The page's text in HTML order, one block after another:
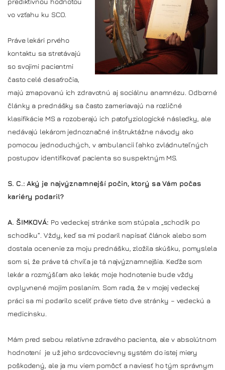
vo vzťahu ku SCO.
Práve lekári prvého
kontaktu sa stretávajú
so svojimi pacientmi
často celé desaťročia,
majú zmapovanú ich zdravotnú aj sociálnu anamnézu. Odborné
články a prednášky sa často zameriavajú na rozličné
klasifikácie MS a rozoberajú ich patofyziologické následky, ale
nedávajú lekárom jednoznačné inštruktážne návody ako
pomocou jednoduchých, v ambulancii ľahko zvládnuteľných
postupov identifikovať pacienta so suspektným MS.
S. C.: Aký je najvýznamnejší počin, ktorý sa Vám počas
kariéry podaril?
A. ŠIMKOVÁ: Po vedeckej stránke som stúpala „schodík po
schodíku“. Vždy, keď sa mi podaril napísať článok alebo som
dostala ocenenie za moju prednášku, zložila skúšku, pomyslela
som si, že práve tá chvíľa je tá najvýznamnejšia. Keďže som
lekár a rozmýšľam ako lekár, moje hodnotenie bude vždy
ovplyvnené mojím poslaním. Som rada, že v mojej vedeckej
práci sa mi podarilo sceliť práve tieto dve stránky – vedeckú a
medicínsku.
Mám pred sebou relatívne zdravého pacienta, ale v absolútnom
hodnotení je už jeho srdcovocievny systém do istej miery
poškodený, ale ja mu viem pomôcť a naviesť ho tým správnym